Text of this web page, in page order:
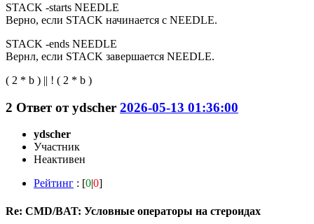
STACK -starts NEEDLE
Верно, если STACK начинается с NEEDLE.
STACK -ends NEEDLE
Вернл, если STACK завершается NEEDLE.
( 2 * b ) || ! ( 2 * b )
2 Ответ отydscher 2026-05-13 01:36:00
ydscher
Участник
Неактивен
Рейтинг : [0|0]
Re: CMD/BAT: Условные операторы на стероидах